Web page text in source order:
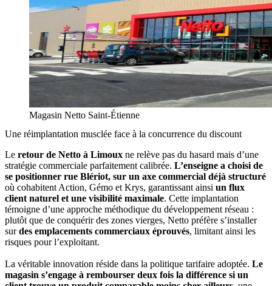
Magasin Netto Saint-Étienne
Une réimplantation musclée face à la concurrence du discount
Le retour de Netto à Limoux ne relève pas du hasard mais d’une
stratégie commerciale parfaitement calibrée. L’enseigne a choisi de
se positionner rue Blériot, sur un axe commercial déjà structuré
où cohabitent Action, Gémo et Krys, garantissant ainsi un flux
client naturel et une visibilité maximale. Cette implantation
témoigne d’une approche méthodique du développement réseau :
plutôt que de conquérir des zones vierges, Netto préfère s’installer
surdes emplacements commerciaux éprouvés, limitant ainsi les
risques pour l’exploitant.
La véritable innovation réside dans la politique tarifaire adoptée. Le
magasin s’engage à rembourser deux fois la différence si un